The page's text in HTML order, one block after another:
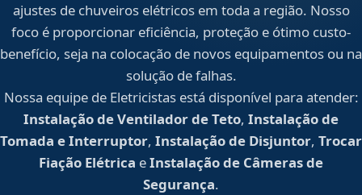
ajustes de chuveiros elétricos em toda a região. Nosso
foco é proporcionar eficiência, proteção e ótimo custo-
benefício, seja na colocação de novos equipamentos ou na
solução de falhas.
Nossa equipe de Eletricistas está disponível para atender:
Instalação de Ventilador de Teto, Instalação de
Tomada e Interruptor, Instalação de Disjuntor, Trocar
Fiação Elétrica eInstalação de Câmeras de
Segurança.